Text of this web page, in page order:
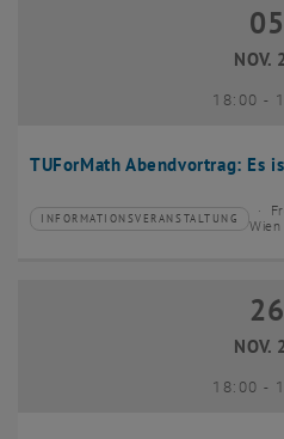
TUForMath Abendvortrag: Es
05 05
NOV.
18:00-
Veranstaltungstyp:
INFORMATIONSVERANSTALTUNG
Veranstaltungsort:
Wien
26 26
NOV.
18:00-